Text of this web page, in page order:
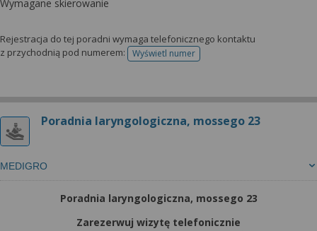
Wymagane skierowanie
Rejestracja do tej poradni wymaga telefonicznego kontaktu
z przychodnią pod numerem:
Wyświetl numertelefonu do rejestracji
Poradnia laryngologiczna, mossego 23
MEDIGRO
Poradnia laryngologiczna, mossego 23
Zarezerwuj wizytę telefonicznie